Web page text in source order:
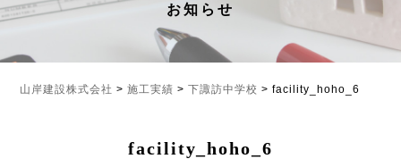
お知らせ
山岸建設株式会社 >施工実績 >下諏訪中学校 >facility_hoho_6
facility_hoho_6